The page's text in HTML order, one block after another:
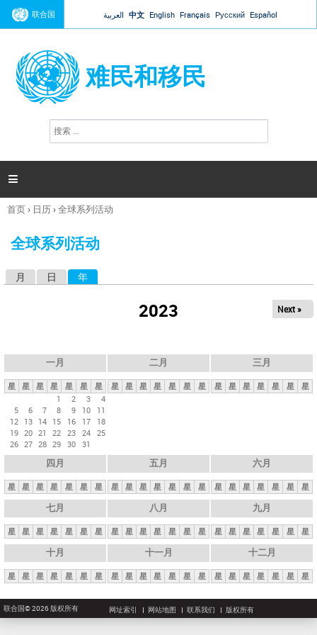
Jump to navigation
联合国 العربية 中文 English Français Русский Español
难民和移民
搜
索

你
这
首页› 日历›全球系列活动
全球系列活动
月 日 年
2023 Next »
一月
星 星 星 星 星 星
星
1
2 3
4
5
6 7 8 9 10
11
12 13 14 15 16 17
18
19 20 21 22 23 24 25
26 27 28 29 30 31
二月
星 星 星 星 星 星 星
三月
星 星 星 星 星 星 星
四月
星 星 星 星 星 星 星
五月
星 星 星 星 星 星 星
六月
星 星 星 星 星 星 星
七月
星 星 星 星 星 星 星
八月
星 星 星 星 星 星 星
九月
星 星 星 星 星 星 星
十月
星 星 星 星 星 星 星
十一月
星 星 星 星 星 星 星
十二月
星 星 星 星 星 星 星
联合国© 2026 版权所有 网址索引 网站地图 联系我们 版权所有